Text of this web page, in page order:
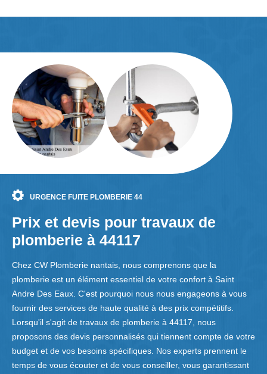
URGENCE FUITE PLOMBERIE 44
Prix et devis pour travaux de
plomberie à 44117
Chez CW Plomberie nantais, nous comprenons que la
plomberie est un élément essentiel de votre confort à Saint
Andre Des Eaux. C'est pourquoi nous nous engageons à vous
fournir des services de haute qualité à des prix compétitifs.
Lorsqu'il s'agit de travaux de plomberie à 44117, nous
proposons des devis personnalisés qui tiennent compte de votre
budget et de vos besoins spécifiques. Nos experts prennent le
temps de vous écouter et de vous conseiller, vous garantissant